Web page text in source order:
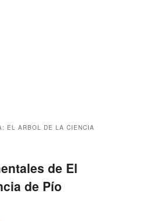
EL ARBOL DE LA CIENCIA
de El
de Pío